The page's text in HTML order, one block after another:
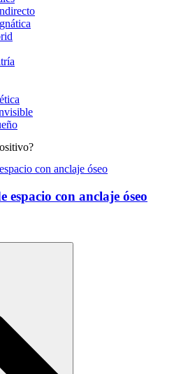
espacio con anclaje óseo